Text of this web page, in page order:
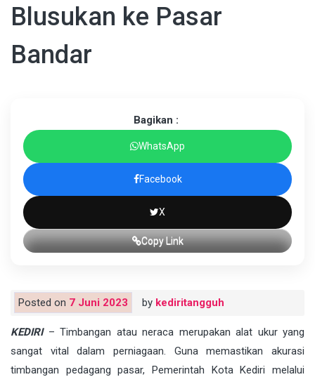
Blusukan ke Pasar
Bandar
Bagikan :
WhatsApp
Facebook
X
Copy Link
Posted on 7 Juni 2023 by kediritangguh
KEDIRI– Timbangan atau neraca merupakan alat ukur yang
sangat vital dalam perniagaan. Guna memastikan akurasi
timbangan pedagang pasar, Pemerintah Kota Kediri melalui